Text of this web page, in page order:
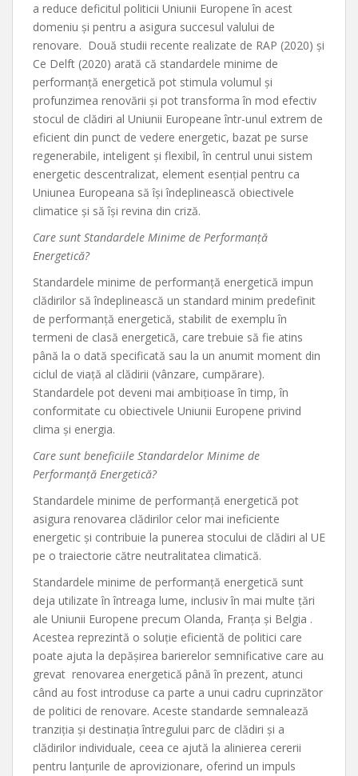
a reduce deficitul politicii Uniunii Europene în acest
domeniu și pentru a asigura succesul valului de
renovare. Două studii recente realizate de RAP (2020) și
Ce Delft (2020) arată că standardele minime de
performanță energetică pot stimula volumul și
profunzimea renovării și pot transforma în mod efectiv
stocul de clădiri al Uniunii Europeane într-unul extrem de
eficient din punct de vedere energetic, bazat pe surse
regenerabile, inteligent și flexibil, în centrul unui sistem
energetic descentralizat, element esențial pentru ca
Uniunea Europeana să își îndeplinească obiectivele
climatice și să își revina din criză.
Care sunt Standardele Minime de Performanță
Energetică?
Standardele minime de performanță energetică impun
clădirilor să îndeplinească un standard minim predefinit
de performanță energetică, stabilit de exemplu în
termeni de clasă energetică, care trebuie să fie atins
până la o dată specificată sau la un anumit moment din
ciclul de viață al clădirii (vânzare, cumpărare).
Standardele pot deveni mai ambiţioase în timp, în
conformitate cu obiectivele Uniunii Europene privind
clima şi energia.
Care sunt beneficiile Standardelor Minime de
Performanță Energetică?
Standardele minime de performanță energetică pot
asigura renovarea clădirilor celor mai ineficiente
energetic şi contribuie la punerea stocului de clădiri al UE
pe o traiectorie către neutralitatea climatică.
Standardele minime de performanță energetică sunt
deja utilizate în întreaga lume, inclusiv în mai multe țări
ale Uniunii Europene precum Olanda, Franța și Belgia .
Acestea reprezintă o soluție eficientă de politici care
poate ajuta la depășirea barierelor semnificative care au
grevat renovarea energetică până în prezent, atunci
când au fost introduse ca parte a unui cadru cuprinzător
de politici de renovare. Aceste standarde semnalează
tranziția și destinația întregului parc de clădiri și a
clădirilor individuale, ceea ce ajută la alinierea cererii
pentru lanțurile de aprovizionare, oferind un impuls